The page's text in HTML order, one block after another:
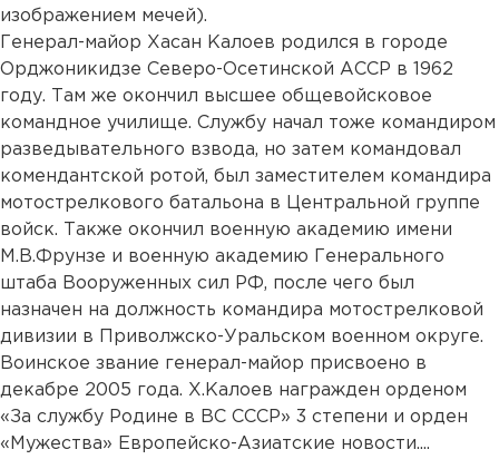
изображением мечей).
Генерал-майор Хасан Калоев родился в городе
Орджоникидзе Северо-Осетинской АССР в 1962
году. Там же окончил высшее общевойсковое
командное училище. Службу начал тоже командиром
разведывательного взвода, но затем командовал
комендантской ротой, был заместителем командира
мотострелкового батальона в Центральной группе
войск. Также окончил военную академию имени
М.В.Фрунзе и военную академию Генерального
штаба Вооруженных сил РФ, после чего был
назначен на должность командира мотострелковой
дивизии в Приволжско-Уральском военном округе.
Воинское звание генерал-майор присвоено в
декабре 2005 года. Х.Калоев награжден орденом
«За службу Родине в ВС СССР» 3 степени и орден
«Мужества» Европейско-Азиатские новости....